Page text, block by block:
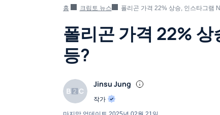
홈 크립토 뉴스 폴리곤 가격 22% 상승, 인스타그램
폴리곤 가격 22%
등?
Jinsu Jung
작가